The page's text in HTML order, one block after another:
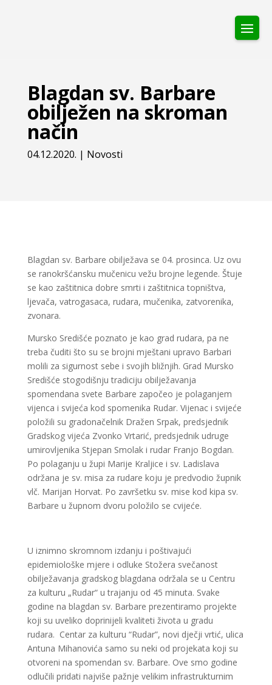
Blagdan sv. Barbare
obilježen na skroman
način
04.12.2020. | Novosti
Blagdan sv. Barbare obilježava se 04. prosinca. Uz ovu
se ranokršćansku mučenicu vežu brojne legende. Štuje
se kao zaštitnica dobre smrti i zaštitnica topništva,
ljevača, vatrogasaca, rudara, mučenika, zatvorenika,
zvonara.
Mursko Središće poznato je kao grad rudara, pa ne
treba čuditi što su se brojni mještani upravo Barbari
molili za sigurnost sebe i svojih bližnjih. Grad Mursko
Središće stogodišnju tradiciju obilježavanja
spomendana svete Barbare započeo je polaganjem
vijenca i svijeća kod spomenika Rudar. Vijenac i svijeće
položili su gradonačelnik Dražen Srpak, predsjednik
Gradskog vijeća Zvonko Vrtarić, predsjednik udruge
umirovljenika Stjepan Smolak i rudar Franjo Bogdan.
Po polaganju u župi Marije Kraljice i sv. Ladislava
održana je sv. misa za rudare koju je predvodio župnik
vlč. Marijan Horvat. Po završetku sv. mise kod kipa sv.
Barbare u župnom dvoru položilo se cvijeće.
U iznimno skromnom izdanju i poštivajući
epidemiološke mjere i odluke Stožera svečanost
obilježavanja gradskog blagdana održala se u Centru
za kulturu „Rudar“ u trajanju od 45 minuta. Svake
godine na blagdan sv. Barbare prezentiramo projekte
koji su uveliko doprinijeli kvaliteti života u gradu
rudara. Centar za kulturu “Rudar”, novi dječji vrtić, ulica
Antuna Mihanovića samo su neki od projekata koji su
otvoreni na spomendan sv. Barbare. Ove smo godine
odlučili pridati najviše pažnje velikim infrastrukturnim